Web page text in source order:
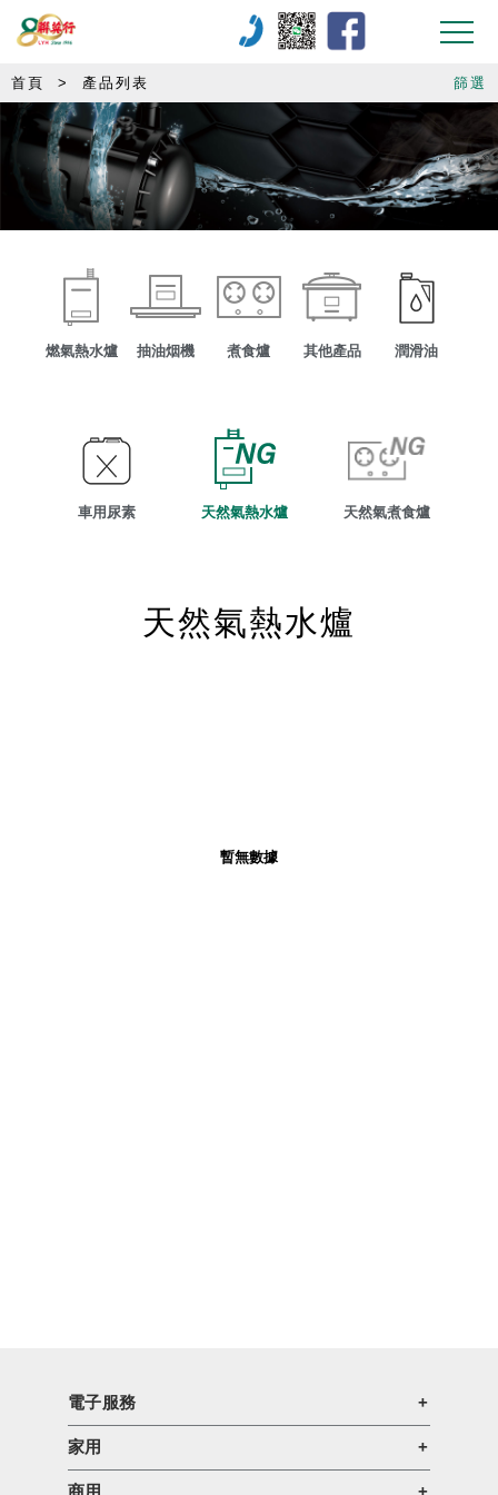
首頁 > 產品列表 篩選
燃氣熱水爐 抽油烟機 煮食爐 其他產品 潤滑油
車用尿素 天然氣熱水爐 天然氣煮食爐
天然氣熱水爐
暫無數據
電子服務
家用
商用